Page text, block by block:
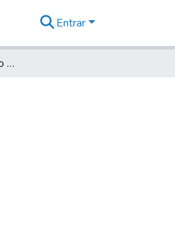
Entrar
Para o Escrivão deputado da Junta